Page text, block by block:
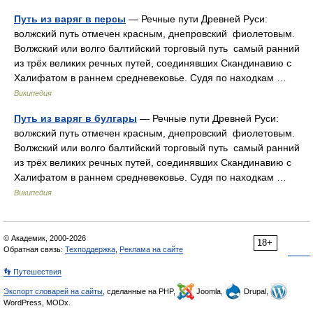
Путь из варяг в персы — Речные пути Древней Руси:
волжский путь отмечен красным, днепровский фиолетовым.
Волжский или волго балтийский торговый путь самый ранний
из трёх великих речных путей, соединявших Скандинавию с
Халифатом в раннем средневековье. Судя по находкам …
Википедия
Путь из варяг в булгары — Речные пути Древней Руси:
волжский путь отмечен красным, днепровский фиолетовым.
Волжский или волго балтийский торговый путь самый ранний
из трёх великих речных путей, соединявших Скандинавию с
Халифатом в раннем средневековье. Судя по находкам …
Википедия
18+
© Академик, 2000-2026
Обратная связь: Техподдержка Реклама на сайте
👣 Путешествия
Экспорт словарей на сайты , сделанные на PHP, Joomla,
Drupal,
WordPress, MODx.